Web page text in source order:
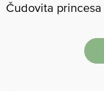
Čudovita princesa